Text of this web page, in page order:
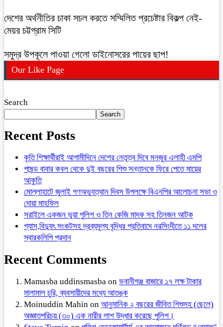
দেশের অর্থনীতির চাকা সচল করতে সম্মিলিত প্রচেষ্টার বিকল্প নেই-
মেয়র চট্টগ্রাম সিটি
সমুদ্র উপকূলে পাওয়া গেলো ডাইনোসরের পায়ের ছাপ!
Our Like Page
Search
Search
Recent Posts
কৃতি শিক্ষার্থীরাই আগামীদিনে দেশের নেতৃত্ব দিবে মনজুর এলাহী এমপি
পাষন্ড বাবার কবল থেকে দুই বছরের শিশু সন্তানকে ফিরে পেতে মায়ের
আকুতি
মোল্লাহাটে জুলাই গণঅভ্যুত্থান দিবস উপলক্ষে বিএনপির আলোচনা সভা ও
দোয়া মাহফিল
সরাইলে একজন ভুয়া পুলিশ ও তিন কেজি মাদক সহ তিনজন আটক
গ্যাস,বিদ্যুৎ সংকটসহ দ্রব্যমূল্য বৃদ্ধির প্রতিবাদে নরসিংদীতে ১১ দলের
স্বারকলিপি প্রদান
Recent Comments
Mamasba uddinsmasba on ভবানীগঞ্জ বাজারে ১৭ লক্ষ টাকার
মালামাল চুরি, ব্যবসায়ীদের মধ্যে আতঙ্ক
Moinuddin Mahin on আনুমানিক ২ বছরের জীবিত শিশুসহ (ছেলে)
অজ্ঞাতপরিচয় (৩০) এক নারীর লাশ উদ্ধার করেছে পুলিশ।